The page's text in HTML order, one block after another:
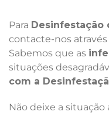
Para Desinfestação
contacte-nos
Sabemos que as
situações
com a
Não deixe a situação